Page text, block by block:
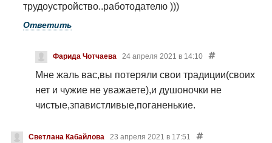
трудоустройство..работодателю )))
Ответить
Фарида Чотчаева 24 апреля 2021 в 14:10
Мне жаль вас,вы потеряли свои традиции(своих
нет и чужие не уважаете),и душоночки не
чистые,зпавистливые,поганенькие.
Светлана Кабайлова 23 апреля 2021 в 17:51